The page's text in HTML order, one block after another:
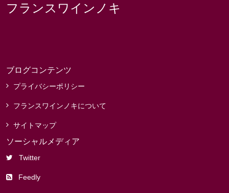
フランスワインノキ
ブログコンテンツ
プライバシーポリシー
フランスワインノキについて
サイトマップ
ソーシャルメディア
Twitter
Feedly